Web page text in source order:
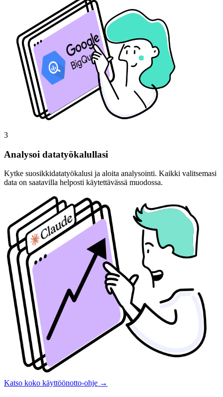
3
Analysoi datatyökalullasi
Kytke suosikkidatatyökalusi ja aloita analysointi. Kaikki valitsemasi
data on saatavilla helposti käytettävässä muodossa.
Katso koko käyttöönotto-ohje →